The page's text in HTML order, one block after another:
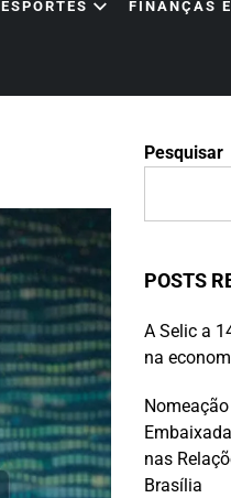
ESPORTES FINANÇAS
Pesquisar
POSTS
A Selic a
na
nas
Brasília